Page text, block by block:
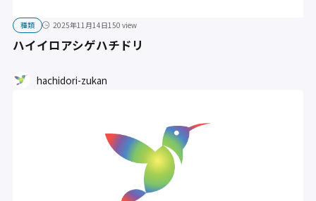
種類 2025年11月14日150 view
ハイイロアシゲハチドリ
hachidori-zukan